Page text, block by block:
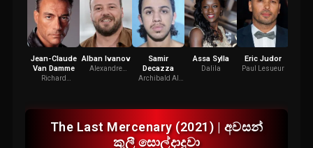
Jean-Claude
Van Damme
Richard
Alban Ivanov
Alexandre
Samir
Decazza
Archibald Al
Assa Sylla
Dalila
Eric Judor
Paul Lesueur
The Last Mercenary (2021) | අවසන්
කුලී සොල්දාදුවා